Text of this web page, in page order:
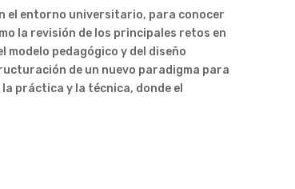
el entorno universitario, para conocer
la revisión de los principales retos en
pedagógico y del diseño
de un nuevo paradigma para
práctica y la técnica, donde el